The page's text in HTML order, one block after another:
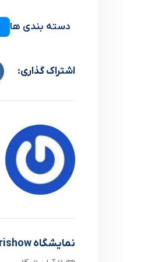
دسته بندی ها
اشتراک گذاری:
نمايشگاه Agrishow راهي براي ورود به بازار برزيل